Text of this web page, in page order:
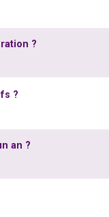
?
?
an ?